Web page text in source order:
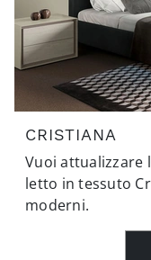
CRISTIANA
Vuoi attualizzare
letto in tessuto
moderni.